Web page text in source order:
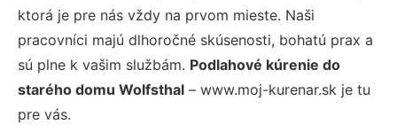
ktorá je pre nás vždy na prvom mieste. Naši
pracovníci majú dlhoročné skúsenosti, bohatú prax a
sú plne k vašim službám. Podlahové kúrenie do
starého domu Wolfsthal – www.moj-kurenar.sk je tu
pre vás.